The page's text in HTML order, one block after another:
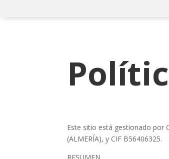
Este sitio está gestionado por
(ALMERÍA), y CIF B56406325.